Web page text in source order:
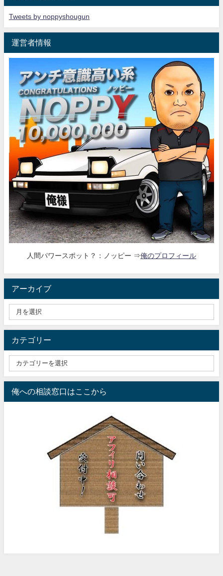
Tweets by noppyshougun
運営者情報
人間パワースポット？：ノッピー ⇒俺のプロフィール
アーカイブ
カテゴリー
俺への相談窓口はここから